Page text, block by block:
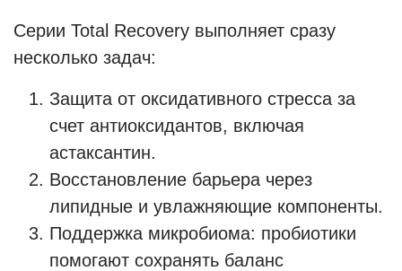
Серии Total Recovery выполняет сразу
несколько задач:
Защита от оксидативного стресса за
счет антиоксидантов, включая
астаксантин.
Восстановление барьера через
липидные и увлажняющие компоненты.
Поддержка микробиома: пробиотики
помогают сохранять баланс